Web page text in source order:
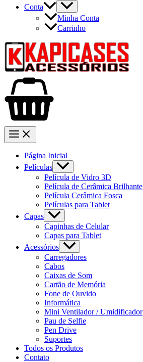
Conta
Minha Conta
Carrinho
Página Inicial
Películas
Película de Vidro 3D
Película de Cerâmica Brilhante
Película Cerâmica Fosca
Películas para Tablet
Capas
Capinhas de Celular
Capas para Tablet
Acessórios
Carregadores
Cabos
Caixas de Som
Cartão de Memória
Fone de Ouvido
Informática
Mini Ventilador / Umidificador
Pau de Selfie
Pen Drive
Suportes
Todos os Produtos
Contato